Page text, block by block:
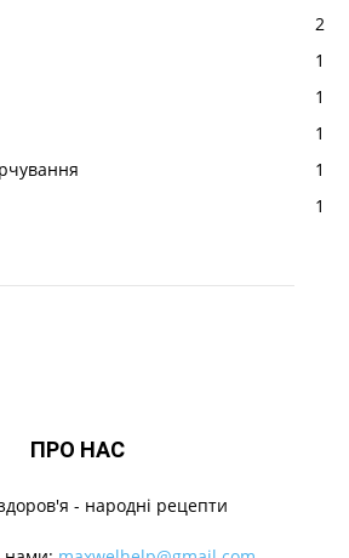
2
1
1
1
1
1
ПРО НАС
- народні рецепти